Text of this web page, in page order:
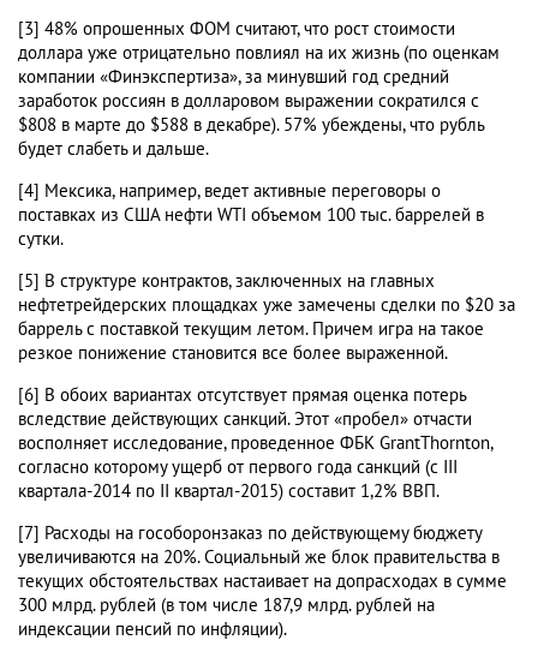
[3] 48% опрошенных ФОМ считают, что рост стоимости
доллара уже отрицательно повлиял на их жизнь (по оценкам
компании «Финэкспертиза», за минувший год средний
заработок россиян в долларовом выражении сократился с
$808 в марте до $588 в декабре). 57% убеждены, что рубль
будет слабеть и дальше.
[4] Мексика, например, ведет активные переговоры о
поставках из США нефти WTI объемом 100 тыс. баррелей в
сутки.
[5] В структуре контрактов, заключенных на главных
нефтетрейдерских площадках уже замечены сделки по $20 за
баррель с поставкой текущим летом. Причем игра на такое
резкое понижение становится все более выраженной.
[6] В обоих вариантах отсутствует прямая оценка потерь
вследствие действующих санкций. Этот «пробел» отчасти
восполняет исследование, проведенное ФБК GrantThornton,
согласно которому ущерб от первого года санкций (с III
квартала-2014 по II квартал-2015) составит 1,2% ВВП.
[7] Расходы на гособоронзаказ по действующему бюджету
увеличиваются на 20%. Социальный же блок правительства в
текущих обстоятельствах настаивает на допрасходах в сумме
300 млрд. рублей (в том числе 187,9 млрд. рублей на
индексации пенсий по инфляции).